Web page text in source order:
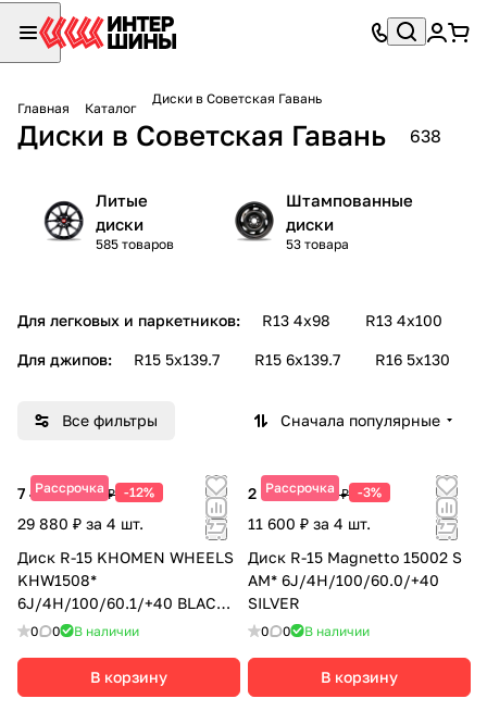
Главная Каталог
Диски в Советская Гавань
Диски в Советская Гавань 638
Литые
диски
585 товаров
Штампованные
диски
53 товара
Для легковых и паркетников: R13 4х98 R13 4х100
Для джипов: R15 5х139.7 R15 6х139.7 R16 5х130
Все фильтры Сначала популярные
Рассрочка
7 470 ₽8 490 ₽ -12%
29 880 ₽ за 4 шт.
Диск R-15 KHOMEN WHEELS
KHW1508*
6J/4H/100/60.1/+40 BLACK-
FP0 0 В наличии
В корзину
Рассрочка
2 900 ₽2 990 ₽ -3%
11 600 ₽ за 4 шт.
Диск R-15 Magnetto 15002 S
AM* 6J/4H/100/60.0/+40
SILVER
0 0 В наличии
В корзину